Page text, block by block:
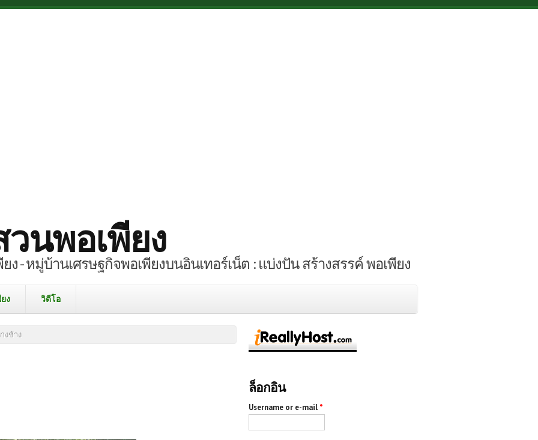
นพอเพียง
ง - หมู่บ้านเศรษฐกิจพอเพียงบนอินเทอร์เน็ต : แบ่งปัน สร้างสรรค์ พอเพียง
ง วิดีโอ
งช้าง
ล็อกอิน
Username or e-mail *